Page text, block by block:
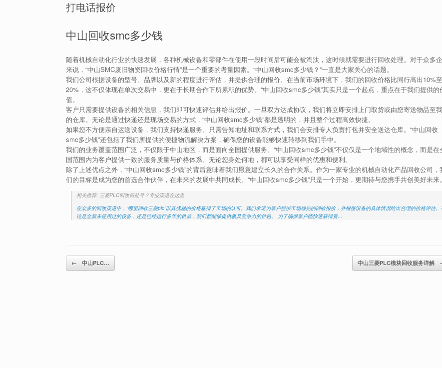
打电话报价
中山回收smc多少钱
随着机械自动化行业的快速发展，各种机械设备和零部件在使用一段时间后可能会被淘汰，这时候就需要进行回收处理。对于众多
来说，“中山SMC废旧物资回收价格行情”是一个重要的考量因素。“中山回收smc多少钱？”一直是大家关心的话题。
我们公司根据设备的型号、品牌以及新的程度进行评估，并提供合理的报价。在当前市场环境下，我们的回收价格比同行高出10%至
20%，这不仅体现在单次交易中，更在于长期合作下所累积的优势。“中山回收smc多少钱”其实只是一个起点，重点在于我们提供的
值。
客户只需要提供设备的相关信息，我们即可快速评估并给出报价。一旦双方达成协议，我们将立即安排上门取货或由您寄送物品至
的仓库。无论是通过快递还是现场交易的方式，“中山回收smc多少钱”都是透明的，并且整个过程高效快捷。
如果您不方便亲自运送设备，我们支持快递服务。只需告知地址和联系方式，我们会安排专人负责打包并安全送达仓库。“中山回收
smc多少钱”还包括了我们所提供的便捷物流解决方案，确保您的设备能够快速转移到我们手中。
我们的业务覆盖范围广泛，不仅限于中山地区，而是面向全国提供服务。“中山回收smc多少钱”不仅仅是一个地域性的概念，而是在
国范围内为客户提供一致的服务质量与价格体系。无论您身处何地，都可以享受同样的优惠和便利。
除了上述优点之外，“中山回收smc多少钱”的背后意味着我们愿意建立长久的合作关系。作为一家专业的机械自动化产品回收公司，
们的目标是成为您的首选合作伙伴，在未来的发展中共同成长。“中山回收smc多少钱”只是一个开始，更期待与您携手共创美好未来。
相关推荐: 三菱PLC回收何处寻？专业渠道在这里
在众多的回收渠道中，“哪里回收三菱plc”以其优越的价格赢得了市场的认可。我们承诺为客户提供市场领先的回收报价，并根据设备的具体情况给出合理的价格评估。
论是全新未使用过的设备，还是已经运行多年的机器，我们都能够提供极具竞争力的价格。 为了确保客户能快速获得资…
Post navigation
← 中山PLC… 中山三菱PLC模块回收服务详解